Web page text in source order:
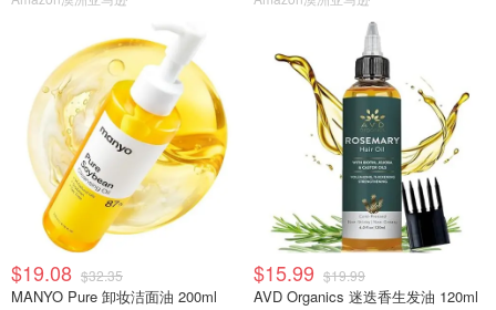
$19.08 $32.35
MANYO Pure 卸妆洁面油 200ml
$15.99 $19.99
AVD Organics 迷迭香生发油 120ml